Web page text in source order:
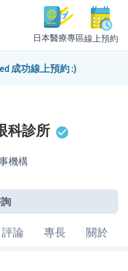
日本醫療專區線上預約
人員
成功線上預約 :)
科診所
機構
評論 專長 關於